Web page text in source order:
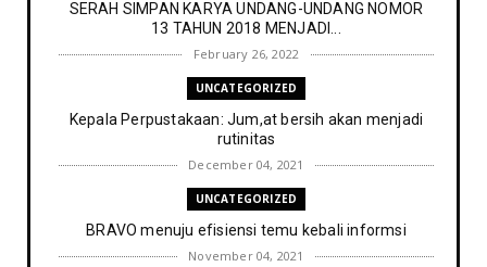
SERAH SIMPAN KARYA UNDANG-UNDANG NOMOR
13 TAHUN 2018 MENJADI...
February 26, 2022
UNCATEGORIZED
Kepala Perpustakaan: Jum,at bersih akan menjadi
rutinitas
December 04, 2021
UNCATEGORIZED
BRAVO menuju efisiensi temu kebali informsi
November 04, 2021